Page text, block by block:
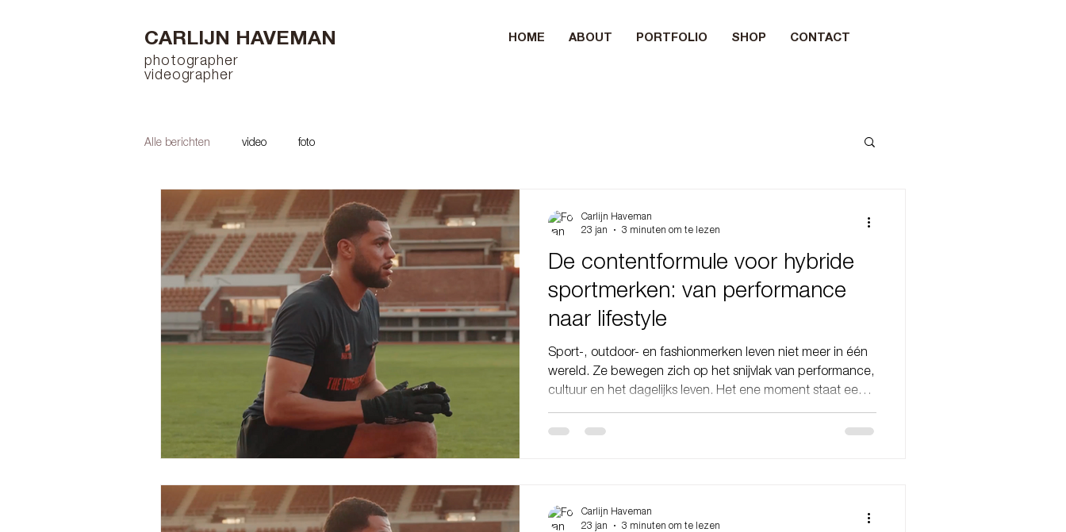
CARLIJN HAVEMAN HOME ABOUT PORTFOLIO SHOP CONTACT
photographer
videographer
Alle berichten video foto
De contentformule voor hybride
sportmerken: van performance
naar lifestyle
Sport-, outdoor- en fashionmerken leven niet meer in één
wereld. Ze bewegen zich op het snijvlak van performance,
cultuur en het dagelijks leven. Het ene moment staat een
community run en een week later in een fashion-forward
van content maken. Geen losse visuals o
Carlijn Haveman
23 jan
3 minuten om te lezen
Carlijn Haveman
23 jan
3 minuten om te lezen